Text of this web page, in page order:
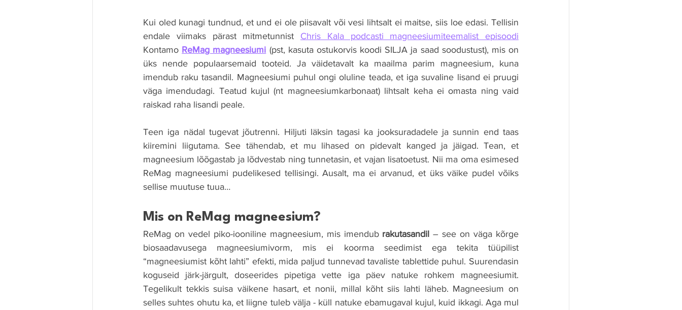
Kui oled kunagi tundnud, et und ei ole piisavalt või vesi lihtsalt ei maitse, siis loe edasi. Tellisin
endale viimaks pärast mitmetunnist Chris Kala podcasti magneesiumiteemalist episoodi
Kontamo ReMag magneesiumi (pst, kasuta ostukorvis koodi SILJA ja saad soodustust), mis on
üks nende populaarsemaid tooteid. Ja väidetavalt ka maailma parim magneesium, kuna
imendub raku tasandil. Magneesiumi puhul ongi oluline teada, et iga suvaline lisand ei pruugi
väga imendudagi. Teatud kujul (nt magneesiumkarbonaat) lihtsalt keha ei omasta ning vaid
raiskad raha lisandi peale.
Teen iga nädal tugevat jõutrenni. Hiljuti läksin tagasi ka jooksuradadele ja sunnin end taas
kiiremini liigutama. See tähendab, et mu lihased on pidevalt kanged ja jäigad. Tean, et
magneesium lõõgastab ja lõdvestab ning tunnetasin, et vajan lisatoetust. Nii ma oma esimesed
ReMag magneesiumi pudelikesed tellisingi. Ausalt, ma ei arvanud, et üks väike pudel võiks
sellise muutuse tuua…
Mis on ReMag magneesium?
ReMag on vedel piko-iooniline magneesium, mis imendub rakutasandil – see on väga kõrge
biosaadavusega magneesiumivorm, mis ei koorma seedimist ega tekita tüüpilist
“magneesiumist kõht lahti” efekti, mida paljud tunnevad tavaliste tablettide puhul. Suurendasin
koguseid järk-järgult, doseerides pipetiga vette iga päev natuke rohkem magneesiumit.
Tegelikult tekkis suisa väikene hasart, et nonii, millal kõht siis lahti läheb. Magneesium on
selles suhtes ohutu ka, et liigne tuleb välja - küll natuke ebamugaval kujul, kuid ikkagi. Aga mul